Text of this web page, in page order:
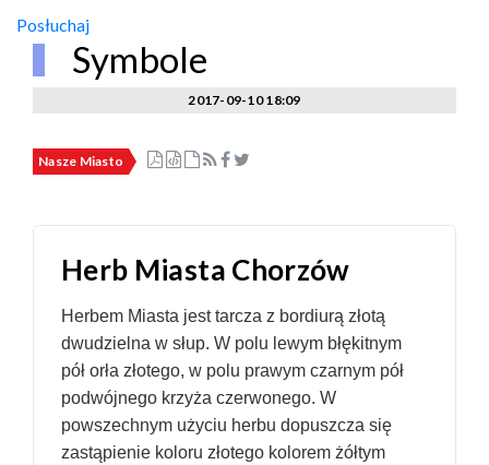
Posłuchaj
Symbole
2017-09-10 18:09
Nasze Miasto
Herb Miasta Chorzów
Herbem Miasta jest tarcza z bordiurą złotą
dwudzielna w słup. W polu lewym błękitnym
pół orła złotego, w polu prawym czarnym pół
podwójnego krzyża czerwonego. W
powszechnym użyciu herbu dopuszcza się
zastąpienie koloru złotego kolorem żółtym